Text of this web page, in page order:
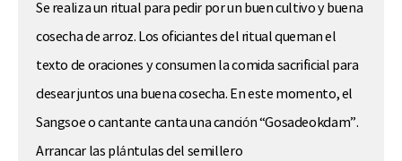
Se realiza un ritual para pedir por un buen cultivo y buena
cosecha de arroz. Los oficiantes del ritual queman el
texto de oraciones y consumen la comida sacrificial para
desear juntos una buena cosecha. En este momento, el
Sangsoe o cantante canta una canción “Gosadeokdam”.
Arrancar las plántulas del semillero